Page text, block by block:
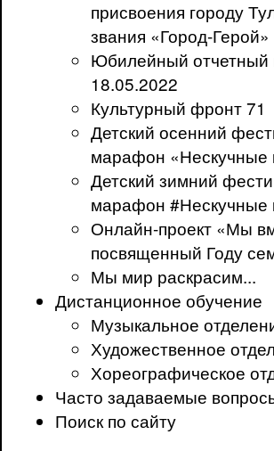
присвоения городу
звания «Город-Герой»
Юбилейный отчетный
18.05.2022
Культурный фронт 71
Детский осенний
марафон «Нескучные
Детский зимний
марафон #Нескучные
Онлайн-проект «Мы
посвященный Году
Мы мир раскрасим...
Дистанционное обучение
Музыкальное
Художественное
Хореографическое
Часто задаваемые
Поиск по сайту